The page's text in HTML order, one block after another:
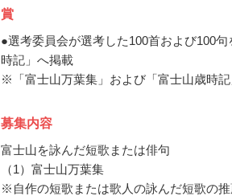
賞
●選考委員会が選考した100首および100
時記」へ掲載
※「富士山万葉集」および「富士山歳時
募集内容
富士山を詠んだ短歌または俳句
（1）富士山万葉集
※自作の短歌または歌人の詠んだ短歌の推